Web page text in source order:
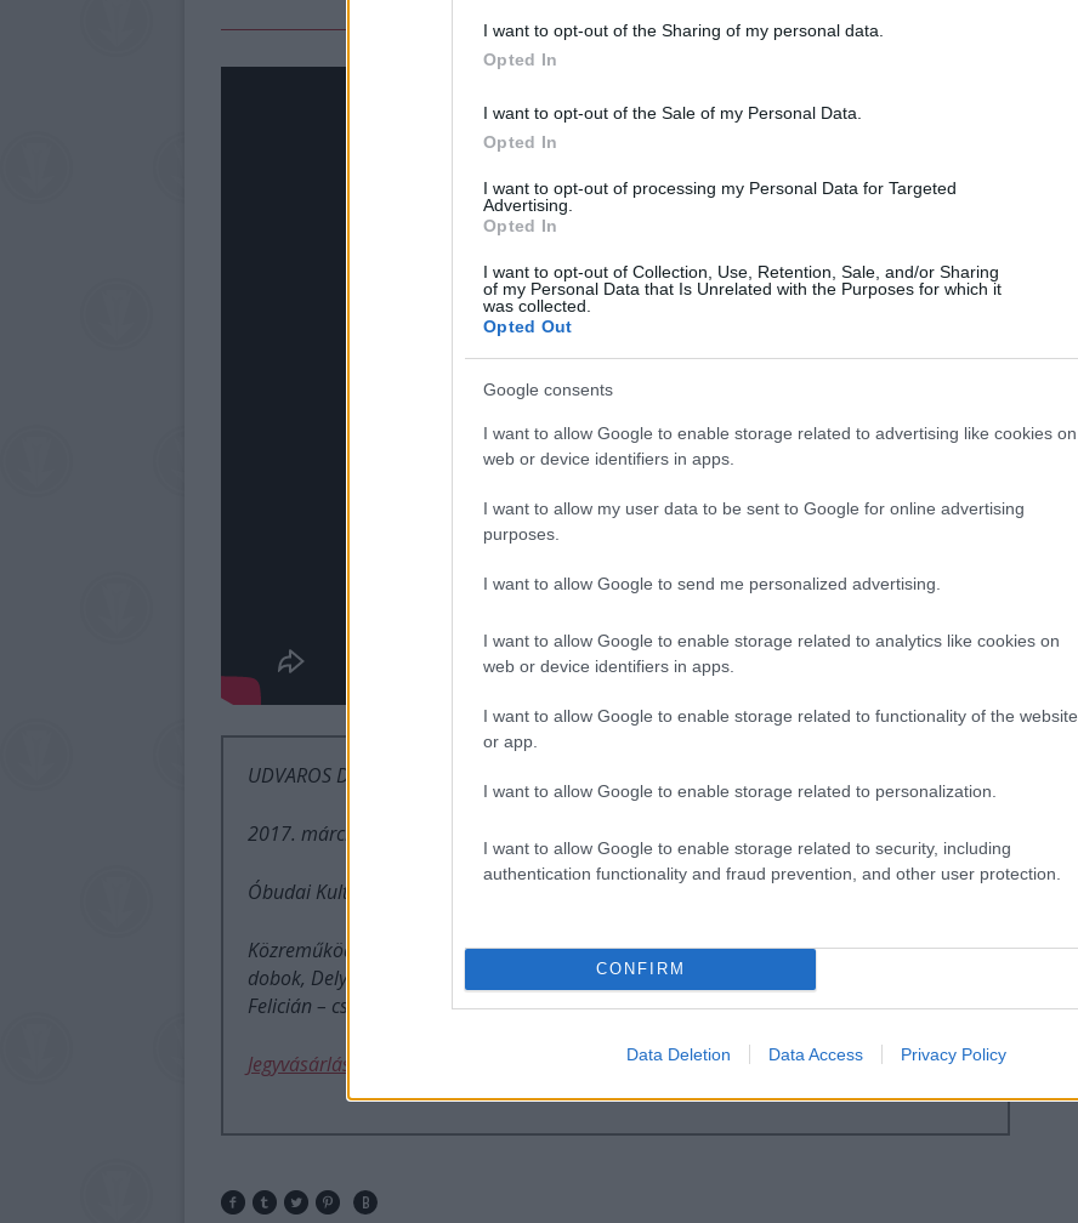
I want to opt-out of the Sharing of my personal data.
Opted In
I want to opt-out of the Sale of my Personal Data.
Opted In
I want to opt-out of processing my Personal Data for Targeted
Advertising.
Opted In
I want to opt-out of Collection, Use, Retention, Sale, and/or Sharing
of my Personal Data that Is Unrelated with the Purposes for which it
was collected.
Opted Out
Google consents
I want to allow Google to enable storage related to advertising like cookies on
web or device identifiers in apps.
I want to allow my user data to be sent to Google for online advertising
purposes.
I want to allow Google to send me personalized advertising.
I want to allow Google to enable storage related to analytics like cookies on
web or device identifiers in apps.
I want to allow Google to enable storage related to functionality of the website
or app.
I want to allow Google to enable storage related to personalization.
I want to allow Google to enable storage related to security, including
authentication functionality and fraud prevention, and other user protection.
CONFIRM
Data Deletion Data Access Privacy Policy
UDVAROS DOROTTYA: MAJDNEM VALAKI
2017. március 11. szombat 20.00
Óbudai Kulturális Központ – 1032 Budapest, San Macro utca 81
Közreműködők: Hrutka Róbert – gitár, vokál, az album zeneszerzője, Markó Ádám –
dobok, Dely Domonkos – ütőhangszerek, vokál, Fehérvári Attila – basszusgitár, Kalmus
Felicián – cselló, Galambos Zoltán – billentyűs hangszerek
Jegyvásárlás itt!